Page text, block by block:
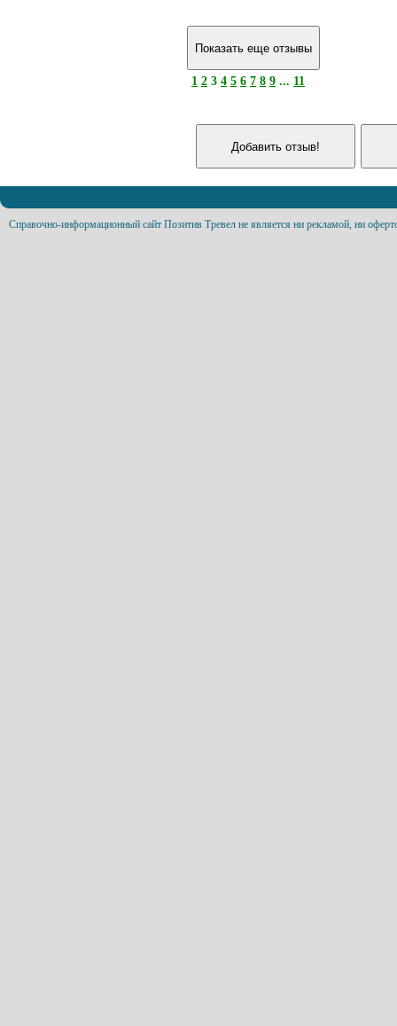
1 2 3 4 5 6 7 8 9 ... 11
Справочно-информационный сайт Позитив Тревел не является ни рекламой, ни